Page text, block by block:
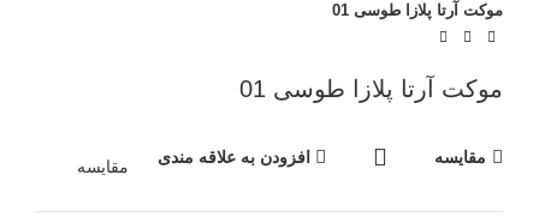
موکت آرتا پلازا طوسی 01
موکت آرتا پلازا طوسی 01
مقایسه افزودن به علاقه مندی
مقایسه